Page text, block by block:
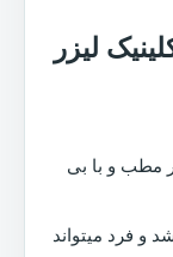
لیزر
مطب و با بی
و فرد میتواند